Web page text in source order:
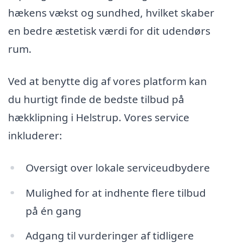
hækens vækst og sundhed, hvilket skaber
en bedre æstetisk værdi for dit udendørs
rum.
Ved at benytte dig af vores platform kan
du hurtigt finde de bedste tilbud på
hækklipning i Helstrup. Vores service
inkluderer:
Oversigt over lokale serviceudbydere
Mulighed for at indhente flere tilbud
på én gang
Adgang til vurderinger af tidligere